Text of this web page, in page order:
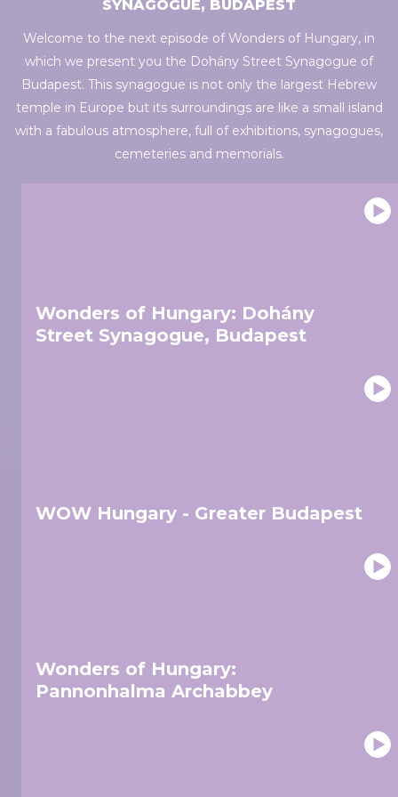
may combine it with other information that you’ve
of their services.
SYNAGOGUE, BUDAPEST
Welcome to the next episode of Wonders of Hungary, in
which we present you the Dohány Street Synagogue of
Budapest. This synagogue is not only the largest Hebrew
temple in Europe but its surroundings are like a small island
with a fabulous atmosphere, full of exhibitions, synagogues,
cemeteries and memorials.
Wonders of Hungary: Dohány
Street Synagogue, Budapest
WOW Hungary - Greater Budapest
Wonders of Hungary:
Pannonhalma Archabbey